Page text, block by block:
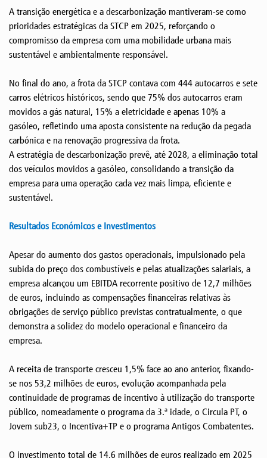
A transição energética e a descarbonização mantiveram-se como
prioridades estratégicas da STCP em 2025, reforçando o
compromisso da empresa com uma mobilidade urbana mais
sustentável e ambientalmente responsável.
No final do ano, a frota da STCP contava com 444 autocarros e sete
carros elétricos históricos, sendo que 75% dos autocarros eram
movidos a gás natural, 15% a eletricidade e apenas 10% a
gasóleo, refletindo uma aposta consistente na redução da pegada
carbónica e na renovação progressiva da frota.
A estratégia de descarbonização prevê, até 2028, a eliminação total
dos veículos movidos a gasóleo, consolidando a transição da
empresa para uma operação cada vez mais limpa, eficiente e
sustentável.
Resultados Económicos e Investimentos
Apesar do aumento dos gastos operacionais, impulsionado pela
subida do preço dos combustíveis e pelas atualizações salariais, a
empresa alcançou um EBITDA recorrente positivo de 12,7 milhões
de euros, incluindo as compensações financeiras relativas às
obrigações de serviço público previstas contratualmente, o que
demonstra a solidez do modelo operacional e financeiro da
empresa.
A receita de transporte cresceu 1,5% face ao ano anterior, fixando-
se nos 53,2 milhões de euros, evolução acompanhada pela
continuidade de programas de incentivo à utilização do transporte
público, nomeadamente o programa da 3.ª idade, o Circula PT, o
Jovem sub23, o Incentiva+TP e o programa Antigos Combatentes.
O investimento total de 14,6 milhões de euros realizado em 2025